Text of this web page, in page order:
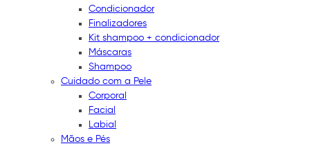
Condicionador
Finalizadores
Kit shampoo + condicionador
Máscaras
Shampoo
Cuidado com a Pele
Corporal
Facial
Labial
Mãos e Pés